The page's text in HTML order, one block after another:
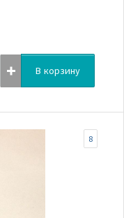
В корзину
8